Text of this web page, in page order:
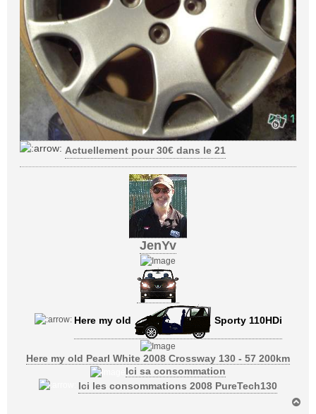
Actuellement pour 30€ dans le 21
JenYv
Here my old Sporty 110HDi
Here my old Pearl White 2008 Crossway 130 - 57 200km
Ici sa consommation
Ici les consommations 2008 PureTech130